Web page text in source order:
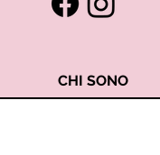
CHI SONO